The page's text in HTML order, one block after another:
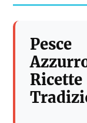
Pesce
Ricette